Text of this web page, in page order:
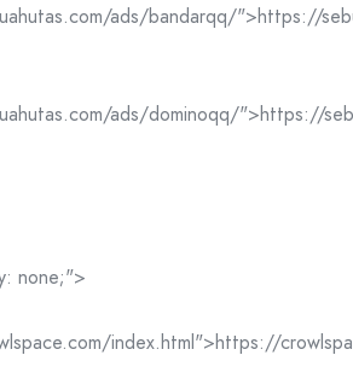
ads/bandarqq/">https://
ads/dominoqq/">https://
none;">
index.html">https://